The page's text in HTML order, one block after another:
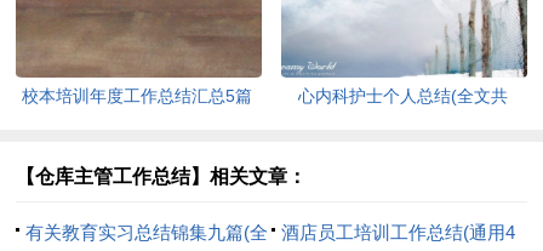
校本培训年度工作总结汇总5篇
心内科护士个人总结(全文共
【仓库主管工作总结】相关文章：
有关教育实习总结锦集九篇(全 酒店员工培训工作总结(通用4